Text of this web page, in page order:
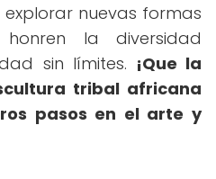
nuevas formas
la diversidad
sin límites. ¡Que la
tribal africana
pasos en el arte y